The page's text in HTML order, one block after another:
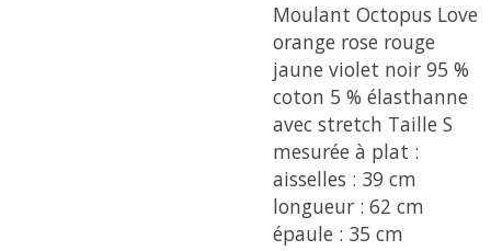
Moulant Octopus Love
orange rose rouge
jaune violet noir 95 %
coton 5 % élasthanne
avec stretch Taille S
mesurée à plat :
aisselles : 39 cm
longueur : 62 cm
épaule : 35 cm